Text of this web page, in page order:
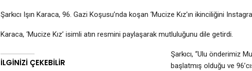
Şarkıcı Işın Karaca, 96. Gazi Koşusu’nda koşan ‘Mucize Kız’ın ikinciliğini
Karaca, ‘Mucize Kız’ isimli atın resmini paylaşarak mutluluğunu dile getirdi.
İLGINIZI ÇEKEBILIR
Şarkıcı, “Ulu önderimiz
başlatmış olduğu ve